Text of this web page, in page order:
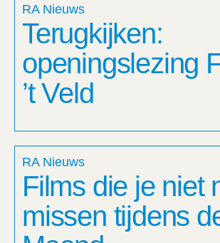
RA Nieuws
Terugkijken:
openingslezing
’t Veld
RA Nieuws
Films die je niet
missen tijdens